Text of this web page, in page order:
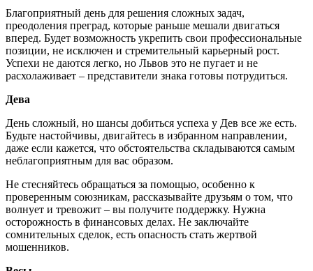
Благоприятный день для решения сложных задач,
преодоления преград, которые раньше мешали двигаться
вперед. Будет возможность укрепить свои профессиональные
позиции, не исключен и стремительный карьерный рост.
Успехи не даются легко, но Львов это не пугает и не
расхолаживает – представители знака готовы потрудиться.
Дева
День сложный, но шансы добиться успеха у Дев все же есть.
Будьте настойчивы, двигайтесь в избранном направлении,
даже если кажется, что обстоятельства складываются самым
неблагоприятным для вас образом.
Не стесняйтесь обращаться за помощью, особенно к
проверенным союзникам, рассказывайте друзьям о том, что
волнует и тревожит – вы получите поддержку. Нужна
осторожность в финансовых делах. Не заключайте
сомнительных сделок, есть опасность стать жертвой
мошенников.